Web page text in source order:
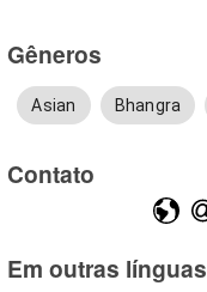
Gêneros
Asian Bhangra
Contato
Em outras línguas